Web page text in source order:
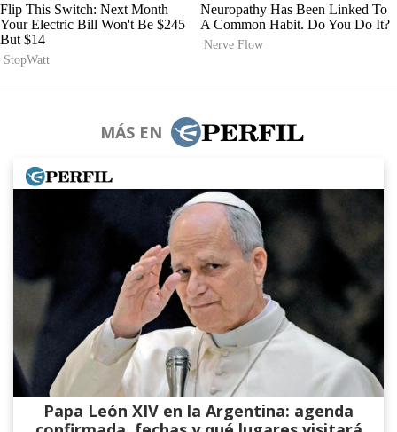
MÁS EN
Papa León XIV en la Argentina: agenda